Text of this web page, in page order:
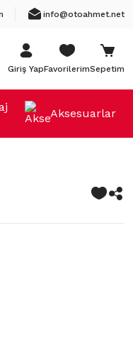
info@otoahmet.net
Giriş YapFavorilerimSepetim
Aksesuarlar